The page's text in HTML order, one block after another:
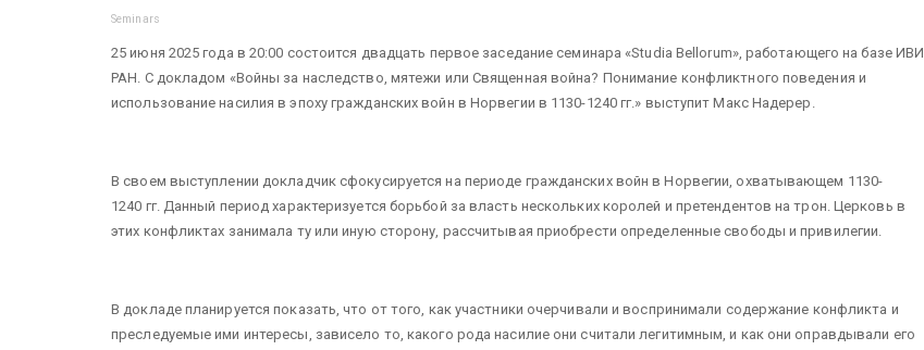
Seminars
25 июня 2025 года в 20:00 состоится двадцать первое заседание семинара «Studia Bellorum», работающего на базе ИВИ
РАН. С докладом «Войны за наследство, мятежи или Священная война? Понимание конфликтного поведения и
использование насилия в эпоху гражданских войн в Норвегии в 1130-1240 гг.» выступит Макс Надерер.
В своем выступлении докладчик сфокусируется на периоде гражданских войн в Норвегии, охватывающем 1130-
1240 гг. Данный период характеризуется борьбой за власть нескольких королей и претендентов на трон. Церковь в
этих конфликтах занимала ту или иную сторону, рассчитывая приобрести определенные свободы и привилегии.
В докладе планируется показать, что от того, как участники очерчивали и воспринимали содержание конфликта и
преследуемые ими интересы, зависело то, какого рода насилие они считали легитимным, и как они оправдывали его